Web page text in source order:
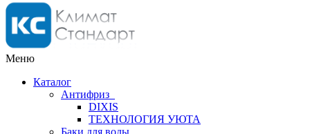
Меню
Каталог
Антифриз
DIXIS
ТЕХНОЛОГИЯ УЮТА
Баки для воды